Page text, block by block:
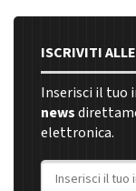
ISCRIVITI
Inserisci il tuo
news
elettronica.
Indirizzo email